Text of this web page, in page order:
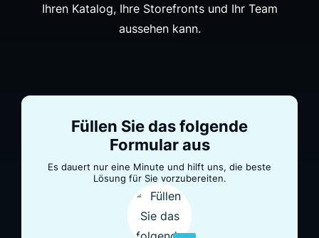
Ihren Katalog, Ihre Storefronts und Ihr Team
aussehen kann.
Füllen Sie das folgende
Formular aus
Es dauert nur eine Minute und hilft uns, die beste
Lösung für Sie vorzubereiten.